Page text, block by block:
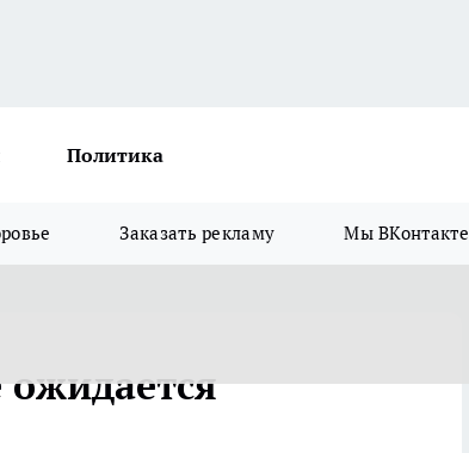
Политика
Заказать рекламу Мы ВКонтакте